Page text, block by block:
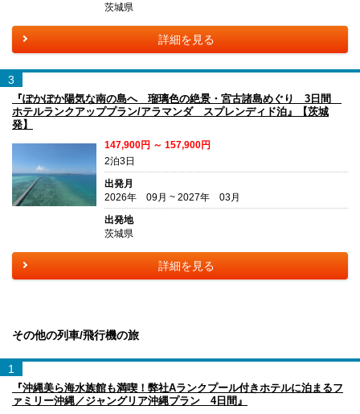
茨城県
詳細を見る
3
『ぽかぽか陽気な南の島へ 瑠璃色の絶景・宮古諸島めぐり 3日間
ホテルランクアッププラン/アラマンダ スプレンディド泊』【茨城
発】
147,900円 ～ 157,900円
2泊3日
出発月
2026年 09月 ~ 2027年 03月
出発地
茨城県
詳細を見る
その他の列車/飛行機の旅
1
『沖縄美ら海水族館も満喫！弊社Aランクプール付きホテルに泊まるフ
ァミリー沖縄／ジャングリア沖縄プラン 4日間』